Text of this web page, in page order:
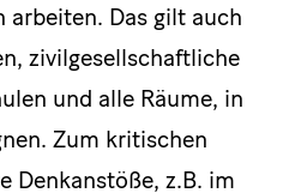
arbeiten. Das gilt auch
zivilgesellschaftliche
und alle Räume, in
Zum kritischen
Denkanstöße, z.B. im